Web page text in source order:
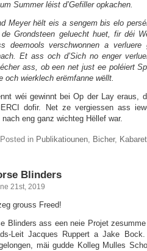
Summer léist d’Gefiller opkachen.
Meyer hëlt eis a sengem bis elo
Grondsteen geluecht huet, fir déi
deemools verschwonnen a verluere
Et ass och d’Sich no enger
ass, ob een net just ee poléiert
och wierklech erëmfanne wëllt.
wéi gewinnt bei Op der Lay eraus,
dofir. Net ze vergiessen ass
nach eng ganz wichteg Hëllef war.
Posted in Publikatiounen, Bicher, Kabaret
Blinders
21st, 2019
grouss Freed!
Blinders ass een neie Projet
Leit Jacques Ruppert a Jake
mäi gudde Kolleg Mulles